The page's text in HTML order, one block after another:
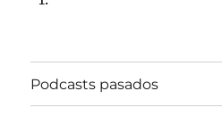
Podcasts pasados